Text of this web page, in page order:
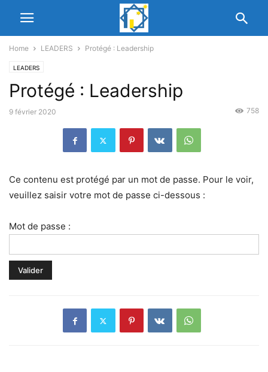
Home LEADERS Protégé : Leadership
LEADERS
Protégé : Leadership
9 février 2020 758
Ce contenu est protégé par un mot de passe. Pour le voir,
veuillez saisir votre mot de passe ci-dessous :
Mot de passe :